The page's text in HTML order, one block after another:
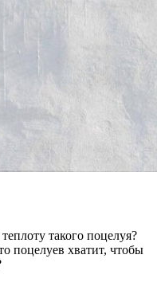
такого поцелуя?
поцелуев хватит, чтобы